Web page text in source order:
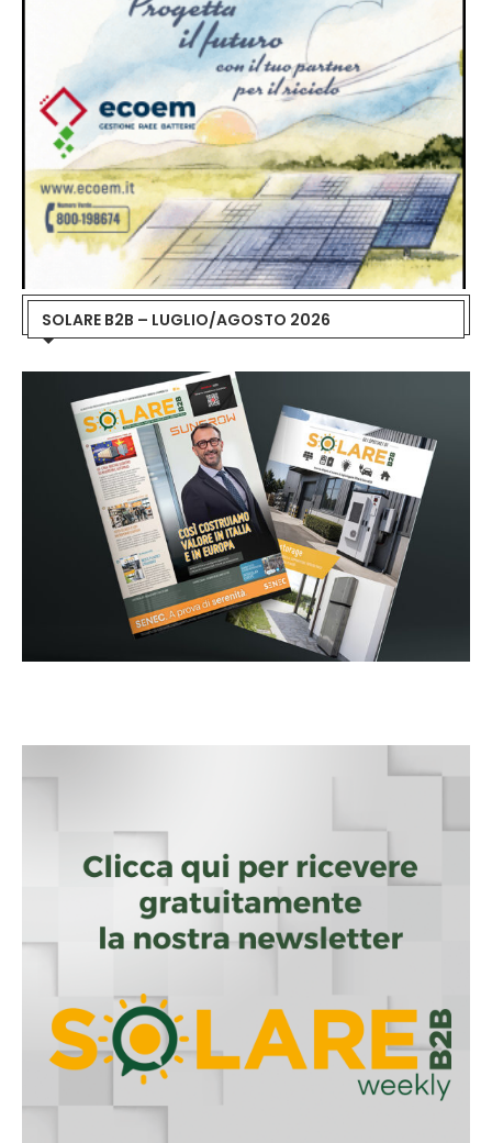
SOLARE B2B – LUGLIO/AGOSTO 2026